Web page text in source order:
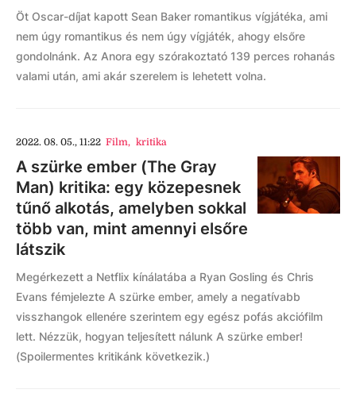
Öt Oscar-díjat kapott Sean Baker romantikus vígjátéka, ami
nem úgy romantikus és nem úgy vígjáték, ahogy elsőre
gondolnánk. Az Anora egy szórakoztató 139 perces rohanás
valami után, ami akár szerelem is lehetett volna.
2022. 08. 05., 11:22 Film, kritika
A szürke ember (The Gray
Man) kritika: egy közepesnek
tűnő alkotás, amelyben sokkal
több van, mint amennyi elsőre
látszik
Megérkezett a Netflix kínálatába a Ryan Gosling és Chris
Evans fémjelezte A szürke ember, amely a negatívabb
visszhangok ellenére szerintem egy egész pofás akciófilm
lett. Nézzük, hogyan teljesített nálunk A szürke ember!
(Spoilermentes kritikánk következik.)